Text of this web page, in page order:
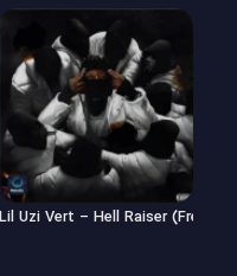
Lil Durk Ft Jhené Aiko – Can’t